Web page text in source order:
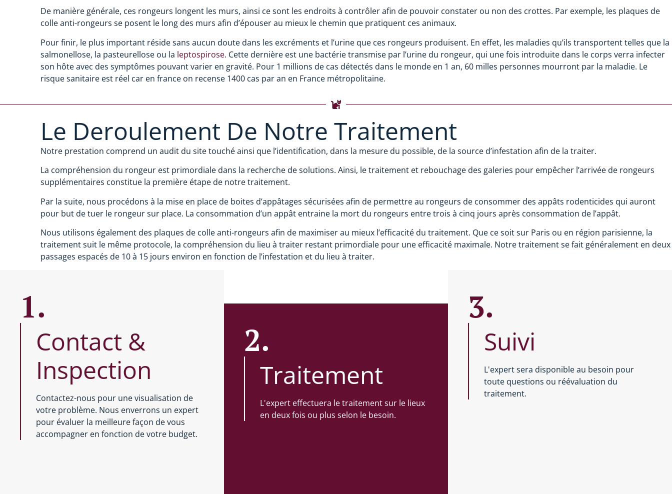
De manière générale, ces rongeurs longent les murs, ainsi ce sont les endroits à contrôler afin de pouvoir constater ou non des crottes. Par exemple, les plaques de
colle anti-rongeurs se posent le long des murs afin d’épouser au mieux le chemin que pratiquent ces animaux.
Pour finir, le plus important réside sans aucun doute dans les excréments et l’urine que ces rongeurs produisent. En effet, les maladies qu’ils transportent telles que la
salmonellose, la pasteurellose ou la leptospirose. Cette dernière est une bactérie transmise par l’urine du rongeur, qui une fois introduite dans le corps verra infecter
son hôte avec des symptômes pouvant varier en gravité. Pour 1 millions de cas détectés dans le monde en 1 an, 60 milles personnes mourront par la maladie. Le
risque sanitaire est réel car en france on recense 1400 cas par an en France métropolitaine.
Le Deroulement De Notre Traitement
Notre prestation comprend un audit du site touché ainsi que l’identification, dans la mesure du possible, de la source d’infestation afin de la traiter.
La compréhension du rongeur est primordiale dans la recherche de solutions. Ainsi, le traitement et rebouchage des galeries pour empêcher l’arrivée de rongeurs
supplémentaires constitue la première étape de notre traitement.
Par la suite, nous procédons à la mise en place de boites d’appâtages sécurisées afin de permettre au rongeurs de consommer des appâts rodenticides qui auront
pour but de tuer le rongeur sur place. La consommation d’un appât entraine la mort du rongeurs entre trois à cinq jours après consommation de l’appât.
Nous utilisons également des plaques de colle anti-rongeurs afin de maximiser au mieux l’efficacité du traitement. Que ce soit sur Paris ou en région parisienne, la
traitement suit le même protocole, la compréhension du lieu à traiter restant primordiale pour une efficacité maximale. Notre traitement se fait généralement en deux
passages espacés de 10 à 15 jours environ en fonction de l’infestation et du lieu à traiter.
1.
Contact &
Inspection
Contactez-nous pour une visualisation de
votre problème. Nous enverrons un expert
pour évaluer la meilleure façon de vous
accompagner en fonction de votre budget.
2.
Traitement
L'expert effectuera le traitement sur le lieux
en deux fois ou plus selon le besoin.
3.
Suivi
L'expert sera disponible au besoin pour
toute questions ou réévaluation du
traitement.